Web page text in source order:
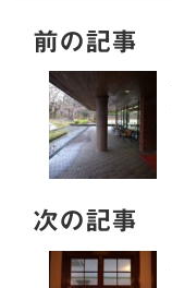
前の記事
次の記事